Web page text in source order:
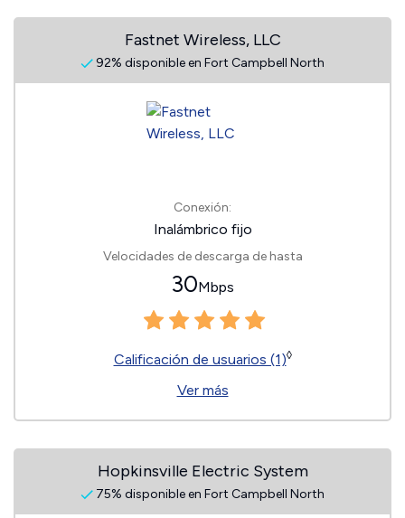
Fastnet Wireless, LLC
92% disponible en Fort Campbell North
Conexión:
Inalámbrico fijo
Velocidades de descarga de hasta
30Mbps
Calificación de usuarios (1)◊
Ver más
Hopkinsville Electric System
75% disponible en Fort Campbell North